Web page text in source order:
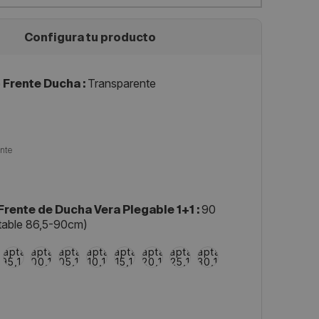
Configura tu producto
Ducha : Transparente
de Ducha Vera Plegable 1+1 :90
86,5-90cm)
95,1-
(Adaptable
100,1-
(Adaptable
105,1-
(Adaptable
110,1-
(Adaptable
115,1-
(Adaptable
120,1-
(Adaptable
125,1-
(Adaptable
130,1-